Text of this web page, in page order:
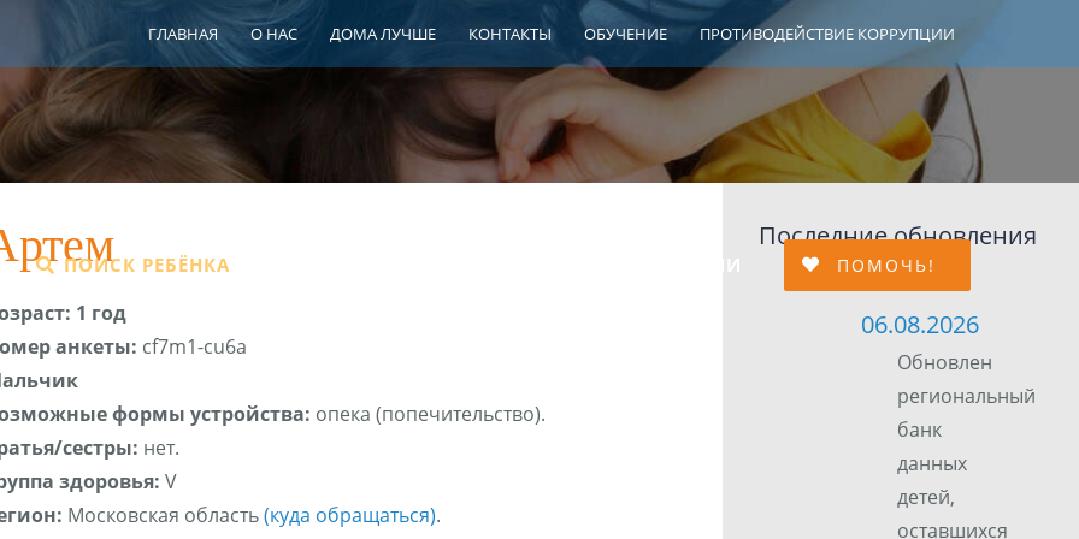
ГЛАВНАЯ О НАС ДОМА ЛУЧШЕ КОНТАКТЫ ОБУЧЕНИЕ ПРОТИВОДЕЙСТВИЕ КОРРУПЦИИ
ПОИСК РЕБЁНКА ПОМОЧЬ!
1 год
анкеты: cf7m1-cu6a
формы устройства: опека (попечительство).
сестры: нет.
здоровья: V
Московская область(куда обращаться).
Последние обновления
06.08.2026
Обновлен
региональный
банк
данных
детей,
оставшихся